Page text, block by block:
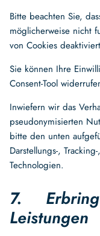
Bitte beachten Sie,
möglicherweise nicht
von Cookies
Sie können Ihre
Consent-Tool
Inwiefern wir das
pseudonymisierten
bitte den unten
Darstellungs-,
Technologien.
7.
Leistungen